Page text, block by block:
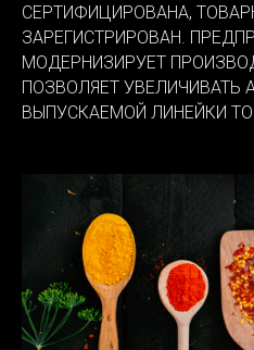
СЕРТИФИЦИРОВАНА,
ЗАРЕГИСТРИРОВАН.
МОДЕРНИЗИРУЕТ
ПОЗВОЛЯЕТ УВЕЛИЧИВАТЬ
ВЫПУСКАЕМОЙ ЛИНЕЙКИ